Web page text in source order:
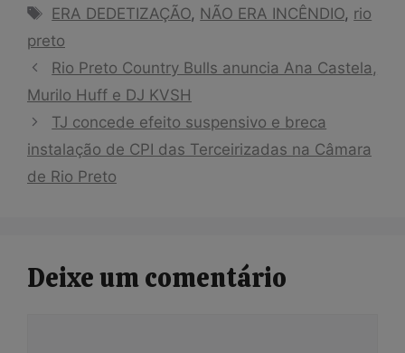
Tags
ERA DEDETIZAÇÃO, NÃO ERA INCÊNDIO, rio
preto
Rio Preto Country Bulls anuncia Ana Castela,
Murilo Huff e DJ KVSH
TJ concede efeito suspensivo e breca
instalação de CPI das Terceirizadas na Câmara
de Rio Preto
Deixe um comentário